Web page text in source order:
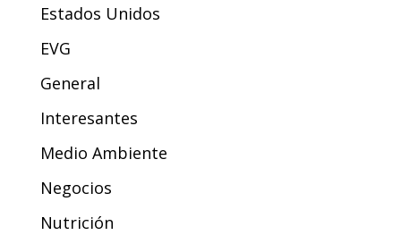
Estados Unidos
EVG
General
Interesantes
Medio Ambiente
Negocios
Nutrición